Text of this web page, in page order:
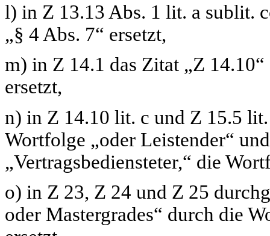
l) in Z 13.13 Abs. 1 lit. a sublit.
„§ 4 Abs. 7“ ersetzt,
m) in Z 14.1 das Zitat „Z 14.10“
ersetzt,
n) in Z 14.10 lit. c und Z 15.5
Wortfolge „oder Leistender“
„Vertragsbediensteter,“ die
o) in Z 23, Z 24 und Z 25
oder Mastergrades“ durch die